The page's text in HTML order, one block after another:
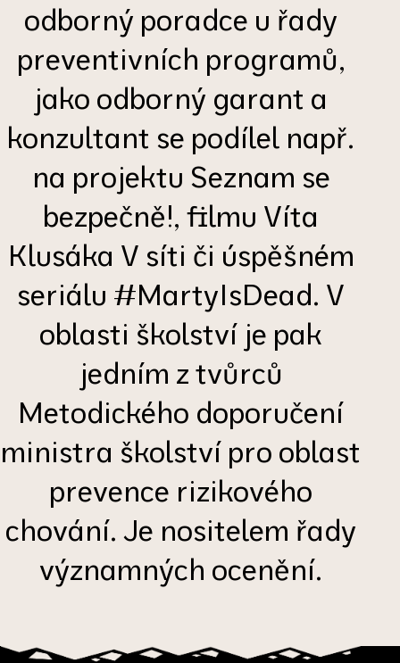
odborný poradce u řady
preventivních programů,
jako odborný garant a
konzultant se podílel např.
na projektu Seznam se
bezpečně!, filmu Víta
Klusáka V síti či úspěšném
seriálu #MartyIsDead. V
oblasti školství je pak
jedním z tvůrců
Metodického doporučení
ministra školství pro oblast
prevence rizikového
chování. Je nositelem řady
významných ocenění.